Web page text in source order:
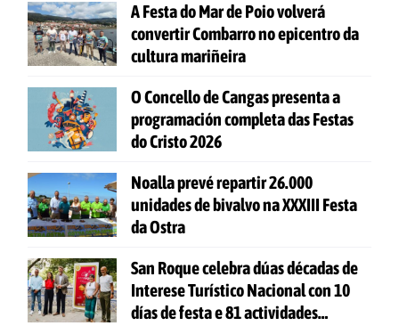
A Festa do Mar de Poio volverá
convertir Combarro no epicentro da
cultura mariñeira
O Concello de Cangas presenta a
programación completa das Festas
do Cristo 2026
Noalla prevé repartir 26.000
unidades de bivalvo na XXXIII Festa
da Ostra
San Roque celebra dúas décadas de
Interese Turístico Nacional con 10
días de festa e 81 actividades